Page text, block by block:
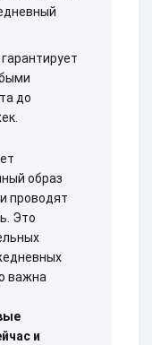
гарантирует
до
образ
проводят
Это
важна
и